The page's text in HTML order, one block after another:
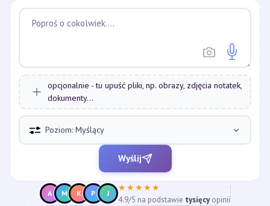
opcjonalnie - tu upuść pliki, np. obrazy, zdjęcia notatek,
dokumenty...
Poziom: Myślący
Wyślij
A M K P J
★★★★★
4.9/5 na podstawie tysięcyopinii